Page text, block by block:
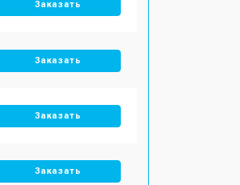
Заказать
Заказать
Заказать
Заказать